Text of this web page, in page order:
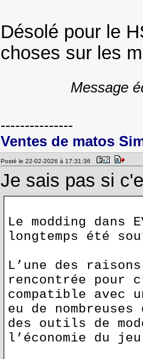
Désolé pour le
choses sur les
Message
---------------
Ventes de matos
Posté le 22-02-2026 à 17:31:36
Je sais pas si
Le modding dans
longtemps été
L’une des
rencontrée pour
compatible avec
eu de
des outils de
l’économie du